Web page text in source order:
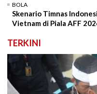
BOLA
Skenario Timnas
Vietnam di Piala AFF
TERKINI